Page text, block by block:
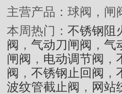
主营产品：球阀，闸
本周热门： 不锈钢阻
阀 ， 气动刀闸阀 ， 气
闸阀 ， 电动调节阀 ，
阀 ， 不锈钢止回阀 ，
波纹管截止阀 ， 网站